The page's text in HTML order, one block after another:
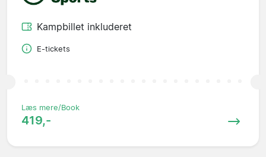
Kampbillet inkluderet
E-tickets
Læs mere/Book
419,-